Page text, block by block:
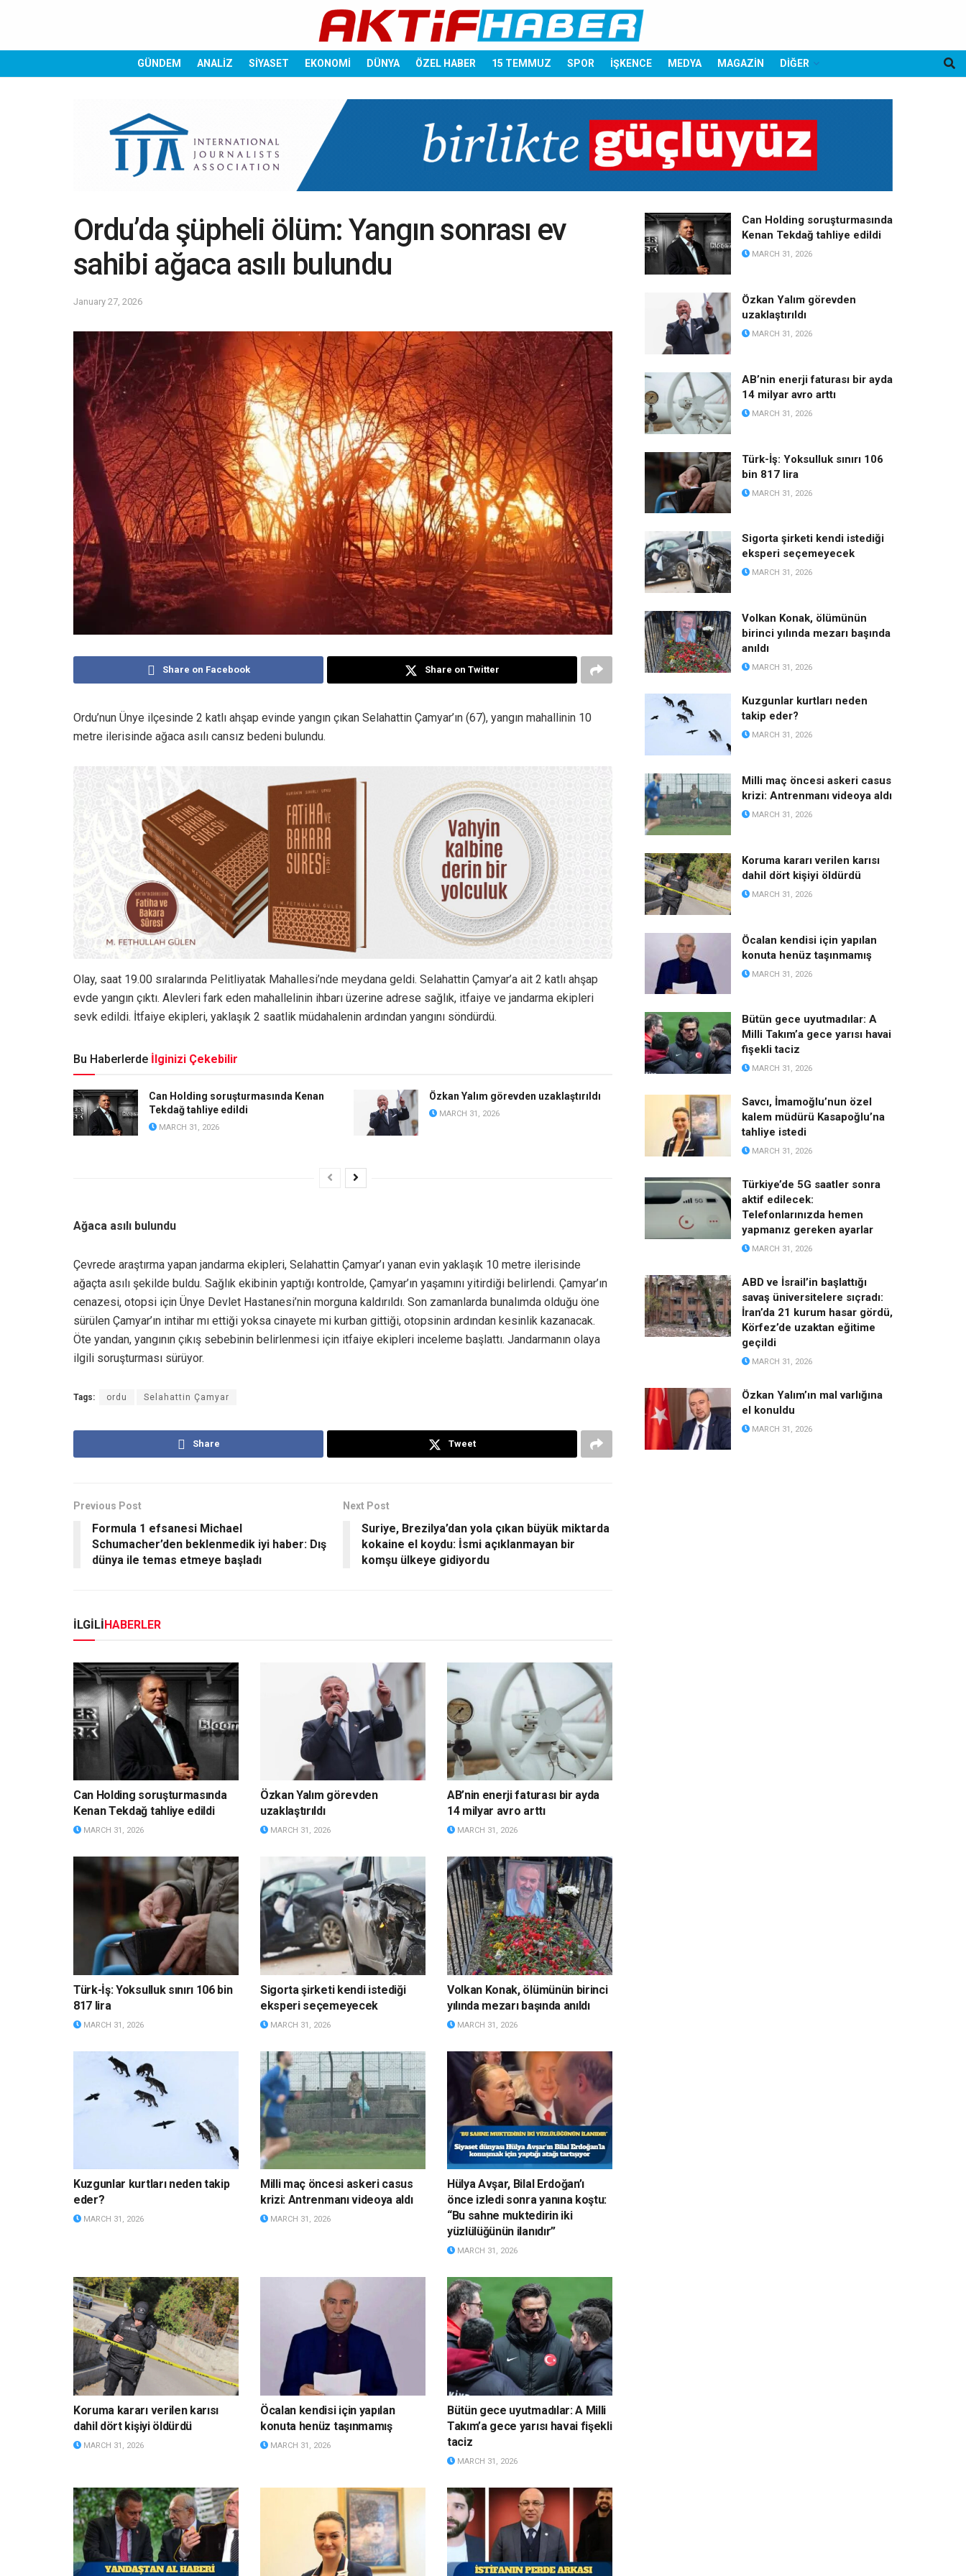
GÜNDEM ANALİZ SİYASET EKONOMİ DÜNYA ÖZEL HABER 15 TEMMUZ SPOR İŞKENCE MEDYA MAGAZİN DİĞER
Ordu’da şüpheli ölüm: Yangın sonrası ev
sahibi ağaca asılı bulundu
January 27, 2026
Share on Facebook Share on Twitter
Ordu’nun Ünye ilçesinde 2 katlı ahşap evinde yangın çıkan Selahattin Çamyar’ın (67), yangın mahallinin 10
metre ilerisinde ağaca asılı cansız bedeni bulundu.
Olay, saat 19.00 sıralarında Pelitliyatak Mahallesi’nde meydana geldi. Selahattin Çamyar’a ait 2 katlı ahşap
evde yangın çıktı. Alevleri fark eden mahallelinin ihbarı üzerine adrese sağlık, itfaiye ve jandarma ekipleri
sevk edildi. İtfaiye ekipleri, yaklaşık 2 saatlik müdahalenin ardından yangını söndürdü.
Bu Haberlerde İlginizi Çekebilir
Can Holding soruşturmasında Kenan
Tekdağ tahliye edildi
MARCH 31, 2026
Özkan Yalım görevden uzaklaştırıldı
MARCH 31, 2026
Ağaca asılı bulundu
Çevrede araştırma yapan jandarma ekipleri, Selahattin Çamyar’ı yanan evin yaklaşık 10 metre ilerisinde
ağaçta asılı şekilde buldu. Sağlık ekibinin yaptığı kontrolde, Çamyar’ın yaşamını yitirdiği belirlendi. Çamyar’ın
cenazesi, otopsi için Ünye Devlet Hastanesi’nin morguna kaldırıldı. Son zamanlarda bunalımda olduğu öne
sürülen Çamyar’ın intihar mı ettiği yoksa cinayete mi kurban gittiği, otopsinin ardından kesinlik kazanacak.
Öte yandan, yangının çıkış sebebinin belirlenmesi için itfaiye ekipleri inceleme başlattı. Jandarmanın olaya
ilgili soruşturması sürüyor.
Tags: ordu Selahattin Çamyar
Share Tweet
Previous Post
Formula 1 efsanesi Michael
Schumacher’den beklenmedik iyi haber: Dış
dünya ile temas etmeye başladı
Next Post
Suriye, Brezilya’dan yola çıkan büyük miktarda
kokaine el koydu: İsmi açıklanmayan bir
komşu ülkeye gidiyordu
İLGİLİHABERLER
Can Holding soruşturmasında
Kenan Tekdağ tahliye edildi
MARCH 31, 2026
Özkan Yalım görevden
uzaklaştırıldı
MARCH 31, 2026
AB’nin enerji faturası bir ayda
14 milyar avro arttı
MARCH 31, 2026
Türk-İş: Yoksulluk sınırı 106 bin
817 lira
MARCH 31, 2026
Sigorta şirketi kendi istediği
eksperi seçemeyecek
MARCH 31, 2026
Volkan Konak, ölümünün birinci
yılında mezarı başında anıldı
MARCH 31, 2026
Kuzgunlar kurtları neden takip
eder?
MARCH 31, 2026
Milli maç öncesi askeri casus
krizi: Antrenmanı videoya aldı
MARCH 31, 2026
Hülya Avşar, Bilal Erdoğan’ı
önce izledi sonra yanına koştu:
“Bu sahne muktedirin iki
yüzlülüğünün ilanıdır”
MARCH 31, 2026
Koruma kararı verilen karısı
dahil dört kişiyi öldürdü
MARCH 31, 2026
Öcalan kendisi için yapılan
konuta henüz taşınmamış
MARCH 31, 2026
Bütün gece uyutmadılar: A Milli
Takım’a gece yarısı havai fişekli
taciz
MARCH 31, 2026
Can Holding soruşturmasında
Kenan Tekdağ tahliye edildi
MARCH 31, 2026
Özkan Yalım görevden
uzaklaştırıldı
MARCH 31, 2026
AB’nin enerji faturası bir ayda
14 milyar avro arttı
MARCH 31, 2026
Türk-İş: Yoksulluk sınırı 106
bin 817 lira
MARCH 31, 2026
Sigorta şirketi kendi istediği
eksperi seçemeyecek
MARCH 31, 2026
Volkan Konak, ölümünün
birinci yılında mezarı başında
anıldı
MARCH 31, 2026
Kuzgunlar kurtları neden
takip eder?
MARCH 31, 2026
Milli maç öncesi askeri casus
krizi: Antrenmanı videoya aldı
MARCH 31, 2026
Koruma kararı verilen karısı
dahil dört kişiyi öldürdü
MARCH 31, 2026
Öcalan kendisi için yapılan
konuta henüz taşınmamış
MARCH 31, 2026
Bütün gece uyutmadılar: A
Milli Takım’a gece yarısı havai
fişekli taciz
MARCH 31, 2026
Savcı, İmamoğlu’nun özel
kalem müdürü Kasapoğlu’na
tahliye istedi
MARCH 31, 2026
Türkiye’de 5G saatler sonra
aktif edilecek:
Telefonlarınızda hemen
yapmanız gereken ayarlar
MARCH 31, 2026
ABD ve İsrail’in başlattığı
savaş üniversitelere sıçradı:
İran’da 21 kurum hasar gördü,
Körfez’de uzaktan eğitime
geçildi
MARCH 31, 2026
Özkan Yalım’ın mal varlığına
el konuldu
MARCH 31, 2026